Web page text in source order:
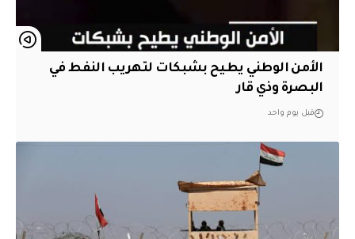
الأمن الوطني يطيح بشبكات لتهريب النفط في
البصرة وذي قار
قبل يوم واحد